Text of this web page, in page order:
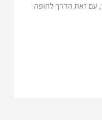
עם זאת הדרך לחופה